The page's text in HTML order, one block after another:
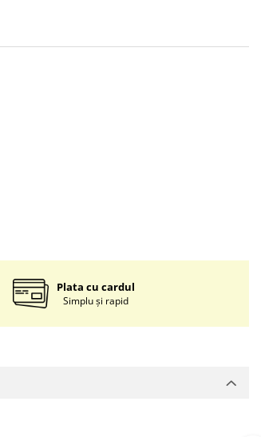
Plata cu cardul
Simplu și rapid